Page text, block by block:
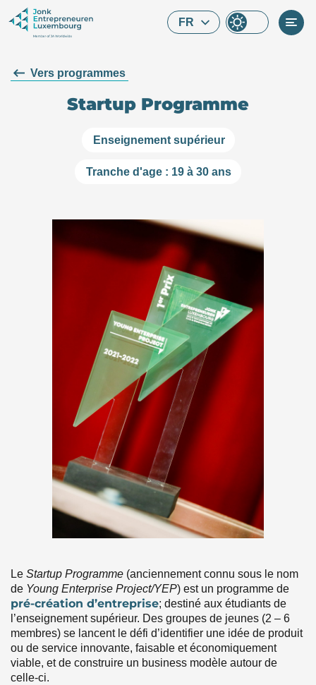
Que cherchez-vous ?
FR
Vers programmes
Startup Programme
Enseignement supérieur
Tranche d'age : 19 à 30 ans
Le Startup Programme (anciennement connu sous le nom
de Young Enterprise Project/YEP) est un programme de
pré-création d’entreprise; destiné aux étudiants de
l’enseignement supérieur. Des groupes de jeunes (2 – 6
membres) se lancent le défi d’identifier une idée de produit
ou de service innovante, faisable et économiquement
viable, et de construire un business modèle autour de
celle-ci.